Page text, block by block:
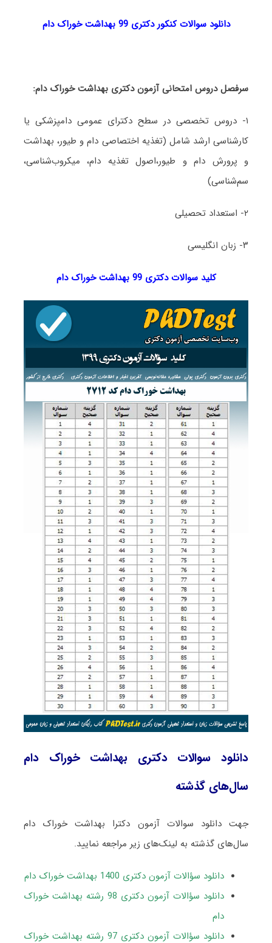
دانلود سوالات کنکور دکتری 99 بهداشت خوراک دام
سرفصل دروس امتحانی آزمون دکتری بهداشت خوراک دام:
۱- دروس تخصصی در سطح دکترای عمومی دامپزشکی یا
کارشناسی ارشد شامل (تغذیه اختصاصی دام و طیور، بهداشت
و پرورش دام و طیور،اصول تغذیه دام، میکروب‌شناسی،
سم‌شناسی)
۲- استعداد تحصیلی
۳- زبان انگلیسی
کلید سوالات دکتری 99 بهداشت خوراک دام
دانلود سوالات دکتری بهداشت خوراک دام
سال‌های گذشته
جهت دانلود سوالات آزمون دکترا بهداشت خوراک دام
سال‌های گذشته به لینک‌های زیر مراجعه نمایید.
دانلود سؤالات آزمون دکتری 1400 بهداشت خوراک دام
دانلود سؤالات آزمون دکتری 98 رشته بهداشت خوراک
دام
دانلود سؤالات آزمون دکتری 97 رشته بهداشت خوراک